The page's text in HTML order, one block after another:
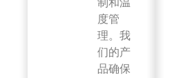
度管
理。我
们的产
品确保